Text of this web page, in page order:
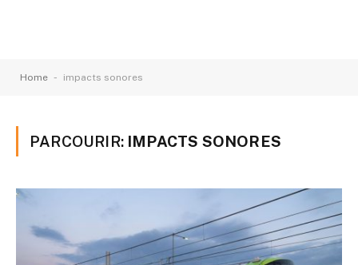
Home - impacts sonores
PARCOURIR: IMPACTS SONORES